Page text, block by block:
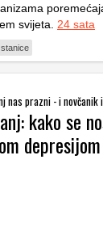
svijeta. 24 sata
nas prazni - i novčanik
kako se
depresijom